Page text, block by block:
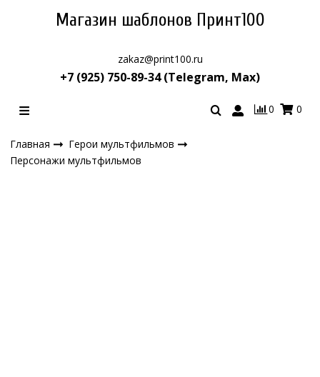
Магазин шаблонов Принт100
zakaz@print100.ru
+7 (925) 750-89-34 (Telegram, Max)
0 0
Главная
Герои мультфильмов
Персонажи мультфильмов